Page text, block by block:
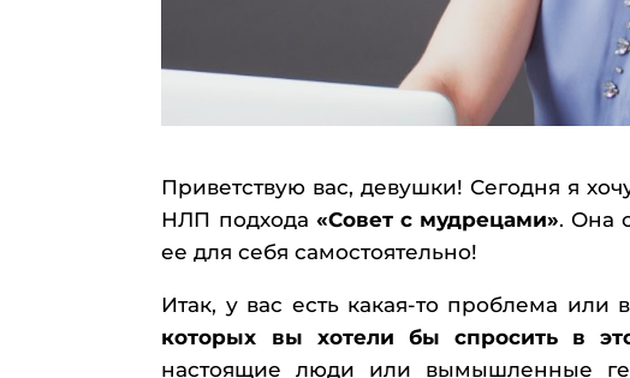
Приветствую вас, девушки! Сегодня я
НЛП подхода «Совет с мудрецами». Она
ее для себя самостоятельно!
Итак, у вас есть какая-то проблема или
которых вы хотели бы спросить в
настоящие люди или вымышленные